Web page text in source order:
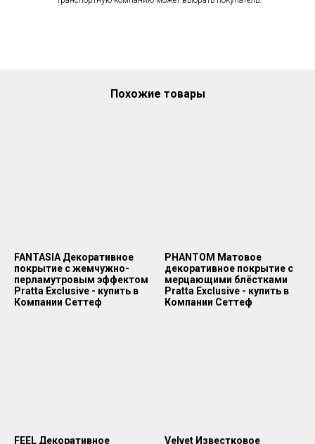
Похожие товары
FANTASIA Декоративное
покрытие с жемчужно-
перламутровым эффектом
Pratta Exclusive - купить в
Компании Сеттеф
PHANTOM Матовое
декоративное покрытие с
мерцающими блёстками
Pratta Exclusive - купить в
Компании Сеттеф
FEEL Декоративное
Velvet Известковое